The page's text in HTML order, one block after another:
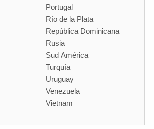
Portugal
Río de la Plata
República Dominicana
Rusia
Sud América
Turquía
Uruguay
Venezuela
Vietnam